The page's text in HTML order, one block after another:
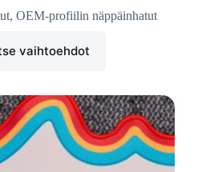
, OEM-profiilin näppäinhatut
vaihtoehdot